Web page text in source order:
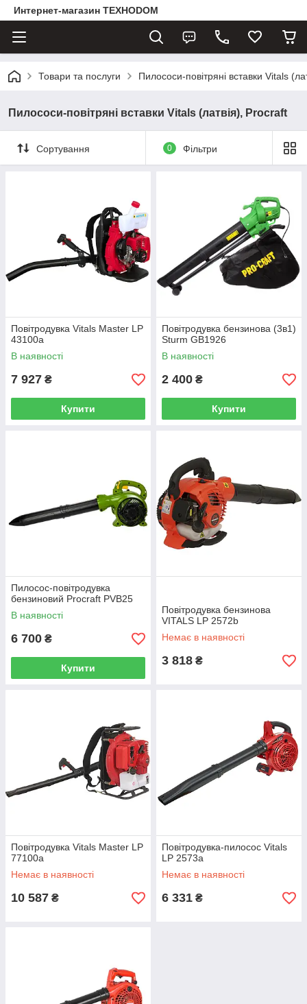
Интернет-магазин ТЕХНОDOM
Товари та послуги Пилососи-повітряні вставки Vitals
Пилососи-повітряні вставки Vitals (латвія), Procraft
Сортування 0 Фільтри
Повітродувка Vitals Master LP
43100a
В наявності
7 927 ₴
Купити
Повітродувка бензинова (3в1)
Sturm GB1926
В наявності
2 400 ₴
Купити
Пилосос-повітродувка
бензиновий Procraft PVB25
В наявності
6 700 ₴
Купити
Повітродувка бензинова
VITALS LP 2572b
Немає в наявності
3 818 ₴
Повітродувка Vitals Master LP
77100a
Немає в наявності
10 587 ₴
Повітродувка-пилосос Vitals
LP 2573a
Немає в наявності
6 331 ₴